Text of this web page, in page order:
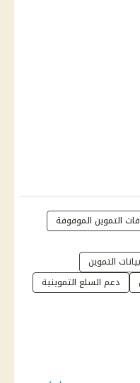
التموين الموقوفة
التموين
دعم السلع التموينية